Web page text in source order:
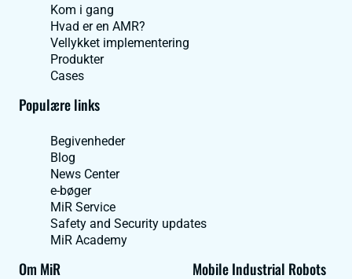
Kom i gang
Hvad er en AMR?
Vellykket implementering
Produkter
Cases
Populære links
Begivenheder
Blog
News Center
e-bøger
MiR Service
Safety and Security updates
MiR Academy
Om MiR Mobile Industrial Robots